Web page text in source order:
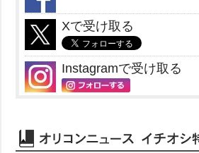
Xで受け取る
Instagramで受け取る